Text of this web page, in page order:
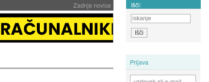
Zadnje novice Išči:
Prijava